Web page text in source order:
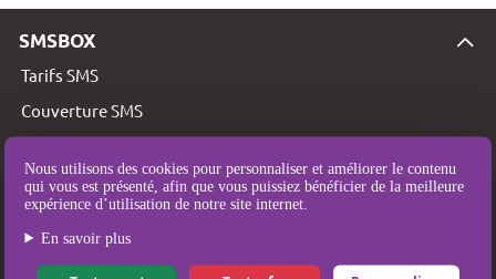
Nous utilisons des cookies pour personnaliser et améliorer le contenu
qui vous est présenté, afin que vous puissiez bénéficier de la meilleure
expérience d’utilisation de notre site internet.
En savoir plus
SMSBOX
Tarifs SMS
Couverture SMS
Mentions légales
Conditions Générales d’Utilisation et de Vente
Politique de protection des données